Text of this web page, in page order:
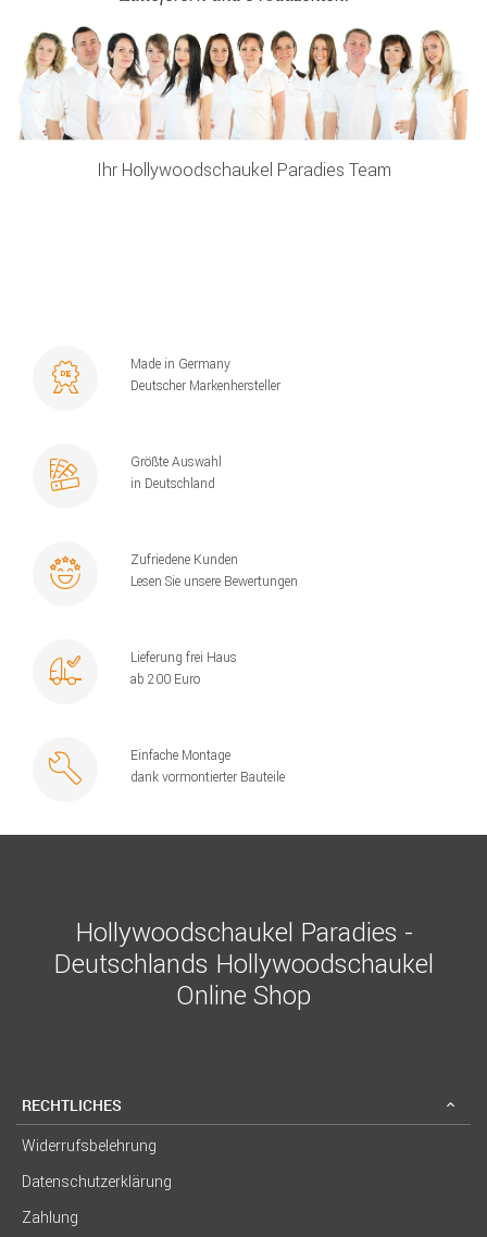
Ihr Hollywoodschaukel Paradies Team
Made in Germany
Deutscher Markenhersteller
Größte Auswahl
in Deutschland
Zufriedene Kunden
Lesen Sie unsere Bewertungen
Lieferung frei Haus
ab 200 Euro
Einfache Montage
dank vormontierter Bauteile
Hollywoodschaukel Paradies -
Deutschlands Hollywoodschaukel
Online Shop
RECHTLICHES
Widerrufsbelehrung
Datenschutzerklärung
Zahlung